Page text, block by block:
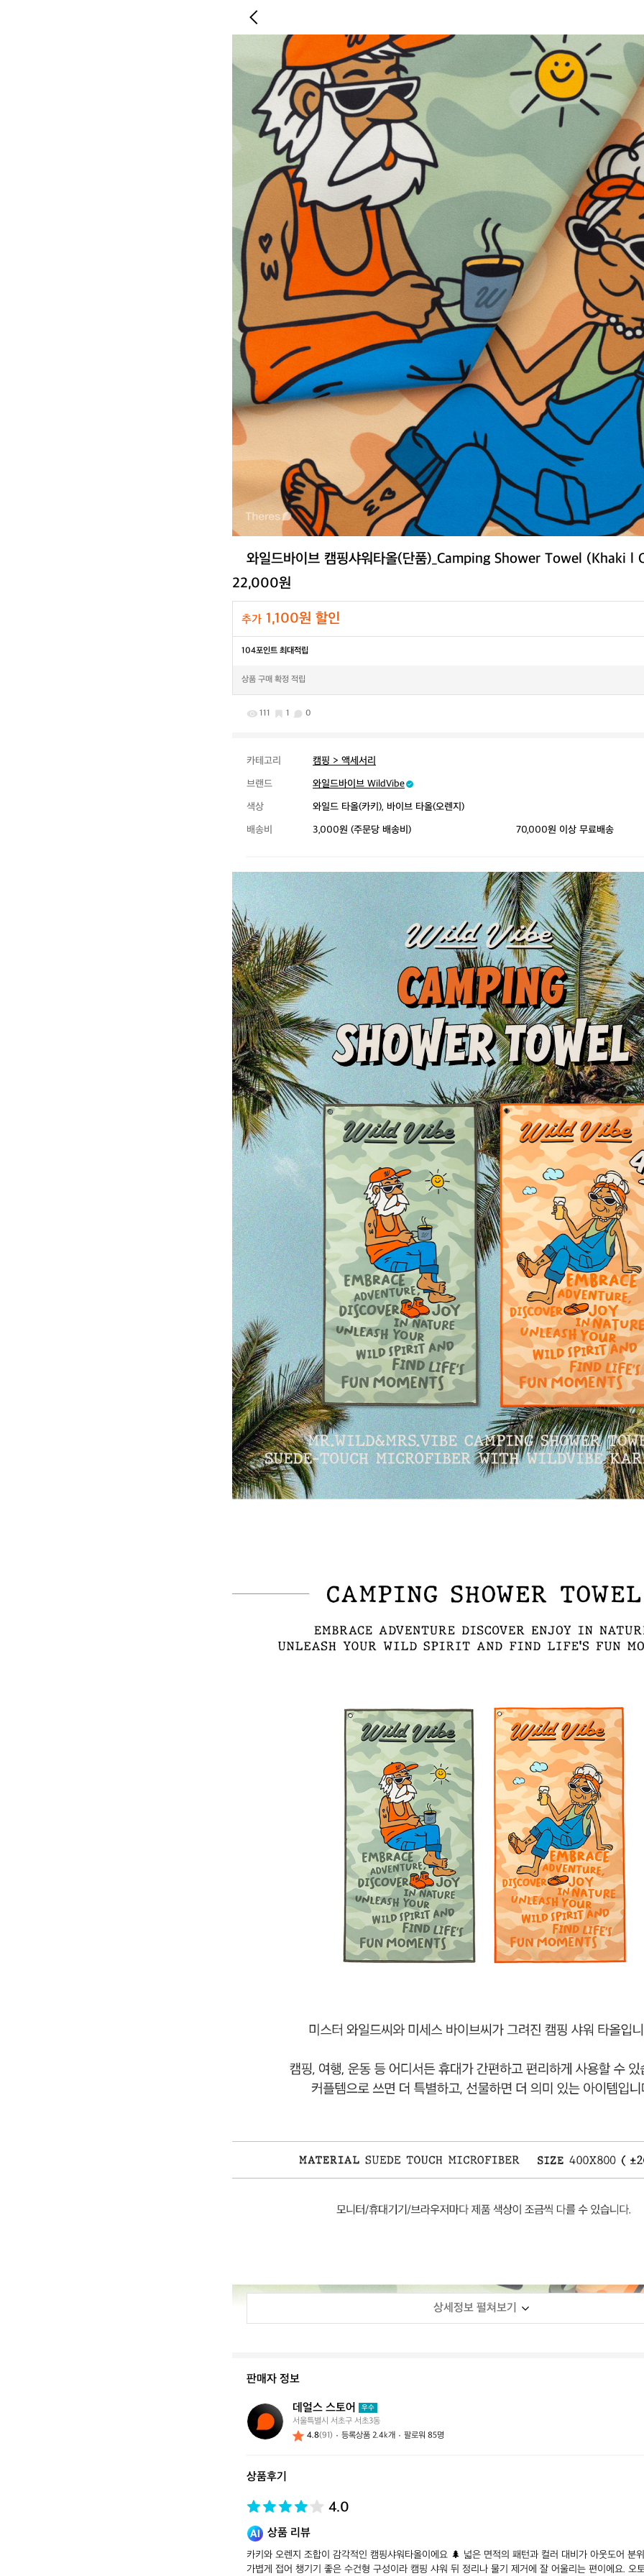
와일드바이브 캠핑샤워타올(단품)_Camping Shower Towel (Khaki l
22,000원
추가 1,100원 할인
104포인트 최대적립
상품 구매 확정 적립
111 1 0
카테고리
캠핑 > 액세서리
브랜드
와일드바이브 WildVibe
색상
와일드 타올(카키), 바이브 타올(오렌지)
배송비
3,000원 (주문당 배송비) 70,000원 이상 무료배송
상세정보 펼쳐보기
판매자 정보
데
얼
스
어
데얼스 스토어 우수
서울특별시 서초구 서초3동
4.8(91) 등록상품 2.4k개 팔로워 85명
상품후기
4.0
상품 리뷰
카키와 오렌지 조합이 감각적인 캠핑샤워타올이에요 🌲 넓은 면적의 패턴과 컬러 대비가 아웃도어 분
가볍게 접어 챙기기 좋은 수건형 구성이라 캠핑 샤워 뒤 정리나 물기 제거에 잘 어울리는 편이에요. 오